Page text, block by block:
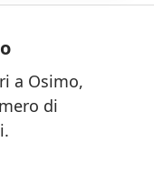
a Osimo,
di